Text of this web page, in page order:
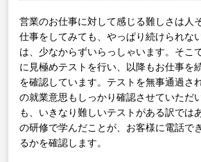
営業のお仕事に対して感じる難しさは人
仕事をしてみても、やっぱり続けられな
は、少なからずいらっしゃいます。そこ
に見極めテストを行い、以降もお仕事を
を確認しています。テストを無事通過さ
の就業意思もしっかり確認させていただ
も、いきなり難しいテストがある訳では
の研修で学んだことが、お客様に電話で
るかを確認します。